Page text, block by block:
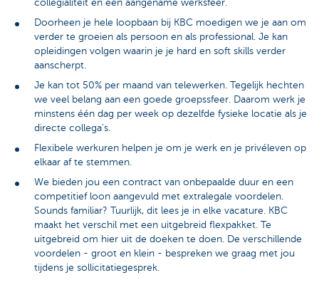
collegialiteit en een aangename werksfeer
Doorheen je hele loopbaan bij KBC moedigen we je aan om
verder te groeien als persoon en als professional. Je kan
opleidingen volgen waarin je je hard en soft skills verder
aanscherpt.
Je kan tot 50% per maand van telewerken. Tegelijk hechten
we veel belang aan een goede groepssfeer. Daarom werk je
minstens één dag per week op dezelfde fysieke locatie als je
directe collega’s.
Flexibele werkuren helpen je om je werk en je privéleven op
elkaar af te stemmen.
We bieden jou een contract van onbepaalde duur en een
competitief loon aangevuld met extralegale voordelen.
Sounds familiar? Tuurlijk, dit lees je in elke vacature. KBC
maakt het verschil met een uitgebreid flexpakket . Te
uitgebreid om hier uit de doeken te doen. De verschillende
voordelen - groot en klein - bespreken we graag met jou
tijdens je sollicitatiegesprek.